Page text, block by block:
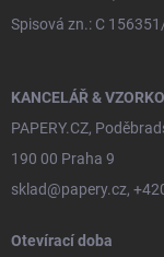
Spisová zn.: C
KANCELÁŘ &
PAPERY.CZ,
190 00 Praha 9
sklad@papery.cz,
Otevírací doba